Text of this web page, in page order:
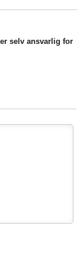
selv ansvarlig for